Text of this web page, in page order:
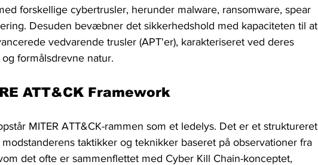
forskellige cybertrusler, herunder malware, ransomware, spear
Desuden bevæbner det sikkerhedshold med kapaciteten til at
vedvarende trusler (APT'er), karakteriseret ved deres
formålsdrevne natur.
ATT&CK Framework
MITER ATT&CK-rammen som et ledelys. Det er et struktureret
taktikker og teknikker baseret på observationer fra
det ofte er sammenflettet med Cyber ​​Kill Chain-konceptet,